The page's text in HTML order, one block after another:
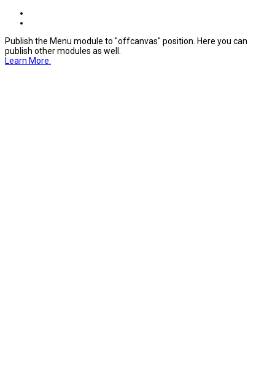
Publish the Menu module to "offcanvas" position. Here you can
publish other modules as well.
Learn More.